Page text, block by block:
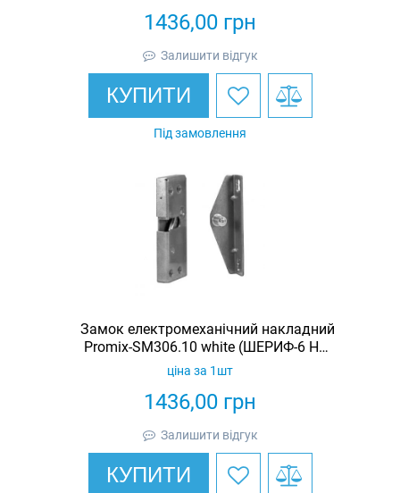
1436,00 грн
Залишити відгук
КУПИТИ
Під замовлення
Замок електромеханічний накладний
Promix-SM306.10 white (ШЕРИФ-6 НЗ-
Б)
1436,00 грн
ціна за 1шт
Залишити відгук
КУПИТИ